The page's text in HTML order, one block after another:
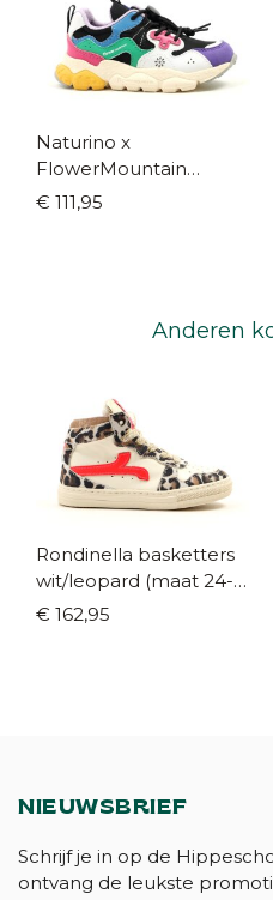
Naturino x
FlowerMountain
multicolor (maat 25-36)
€ 111,95
Anderen
Rondinella basketters
wit/leopard (maat 24-
35)
€ 162,95
NIEUWSBRIEF
Schrijf je in op de
ontvang de leukste